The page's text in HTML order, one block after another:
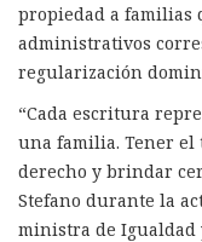
propiedad a familias
administrativos
regularización
“Cada escritura
una familia. Tener
derecho y brindar
Stefano durante la
ministra de Igualdad